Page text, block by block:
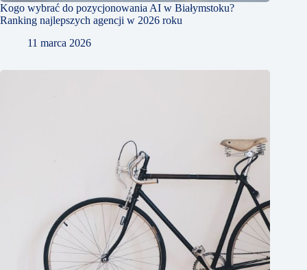
Kogo wybrać do pozycjonowania AI w Białymstoku?
Ranking najlepszych agencji w 2026 roku
11 marca 2026